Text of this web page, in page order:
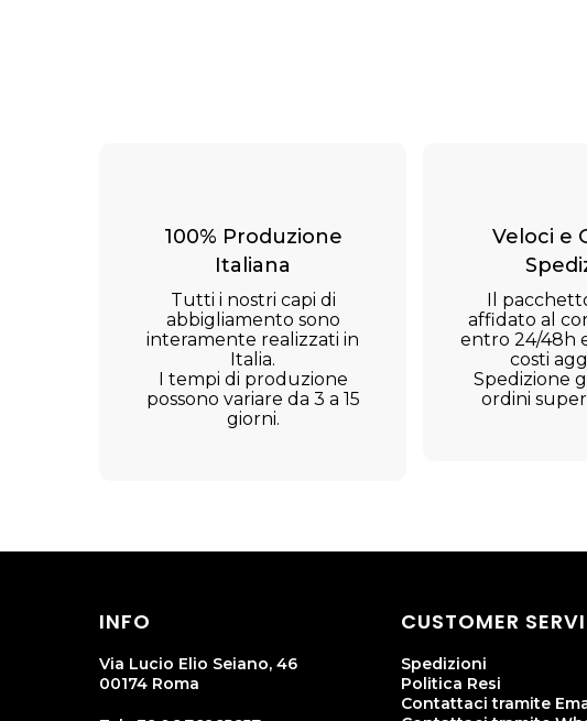
100% Produzione
Italiana
Tutti i nostri capi di
abbigliamento sono
interamente realizzati in
Italia.
I tempi di produzione
possono variare da 3 a 15
giorni.
Veloci e
Il
affidato al
entro 24/48h
costi
Spedizione
ordini
INFO
Via Lucio Elio Seiano, 46
00174 Roma
CUSTOMER
Spedizioni
Politica Resi
Contattaci tramite